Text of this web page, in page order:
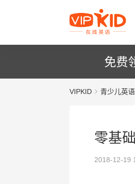
免费
VIPKID 青少儿英
零基
2018-12-19